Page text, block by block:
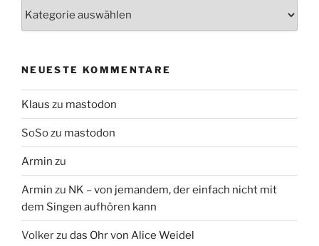
Themen
NEUESTE KOMMENTARE
Klaus zu mastodon
SoSozu mastodon
Armin zu
Armin zu NK – von jemandem, der einfach nicht mit
dem Singen aufhören kann
Volkerzu das Ohr von Alice Weidel